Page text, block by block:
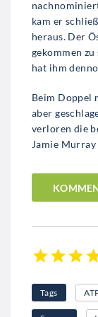
kam er
heraus. Der
gekommen
hat ihm
Beim Doppel
aber
verloren die
Jamie Murray
Tags